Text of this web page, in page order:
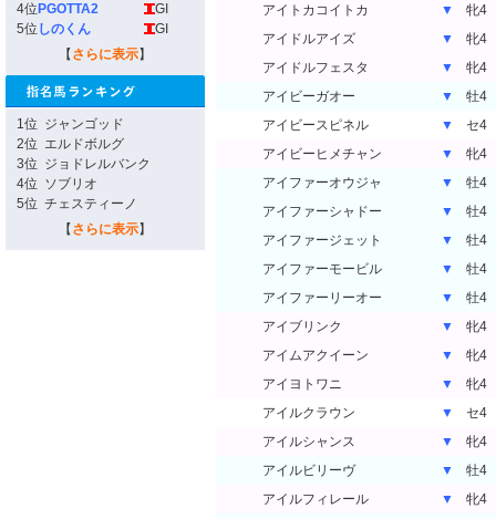
4位 PGOTTA2
GI
5位 しのくん
GI
【 さらに表示】
1位 ジャンゴッド
2位 エルドボルグ
3位 ジョドレルバンク
4位 ソブリオ
5位 チェスティーノ
【 さらに表示】
アイトカコイトカ
▼
牝4
アイドルアイズ
▼
牝4
アイドルフェスタ
▼
牝4
アイビーガオー
▼
牡4
アイビースピネル
▼
セ4
アイビーヒメチャン
▼
牝4
アイファーオウジャ
▼
牡4
アイファーシャドー
▼
牡4
アイファージェット
▼
牡4
アイファーモービル
▼
牡4
アイファーリーオー
▼
牡4
アイブリンク
▼
牝4
アイムアクイーン
▼
牝4
アイヨトワニ
▼
牝4
アイルクラウン
▼
セ4
アイルシャンス
▼
牝4
アイルビリーヴ
▼
牡4
アイルフィレール
▼
牝4